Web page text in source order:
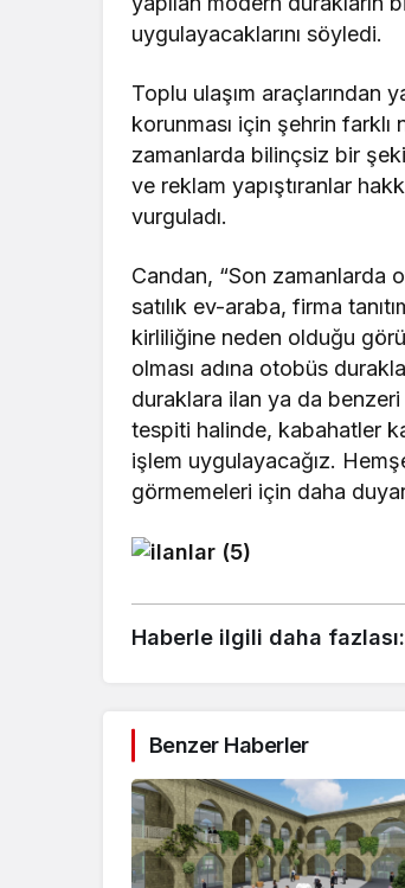
uygulayacaklarını söyledi.
Toplu ulaşım araçlarından
korunması için şehrin farklı
zamanlarda bilinçsiz bir
ve reklam yapıştıranlar
vurguladı.
Candan, “Son zamanlarda
satılık ev-araba, firma
kirliliğine neden olduğu
olması adına otobüs
duraklara ilan ya da
tespiti halinde, kabahatler
işlem uygulayacağız.
görmemeleri için daha
Haberle ilgili daha fazlası:
Benzer Haberler